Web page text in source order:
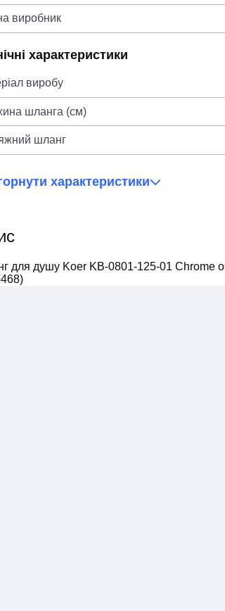
виробник
характеристики
виробу
шланга (см)
шланг
характеристики
для душу Koer KB-0801-125-01 Chrome